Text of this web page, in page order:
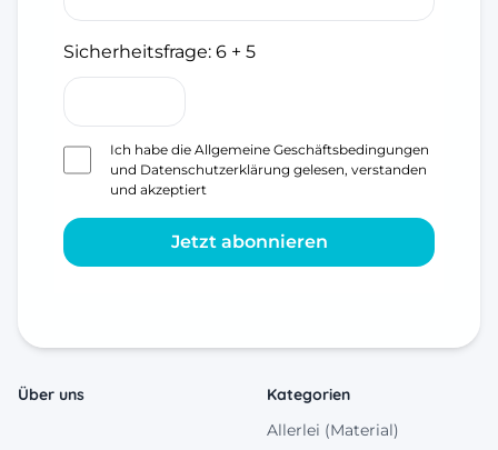
Sicherheitsfrage: 6 + 5
Ich habe die Allgemeine Geschäftsbedingungen
und Datenschutzerklärung gelesen, verstanden
und akzeptiert
Jetzt abonnieren
Über uns
Kategorien
Allerlei (Material)